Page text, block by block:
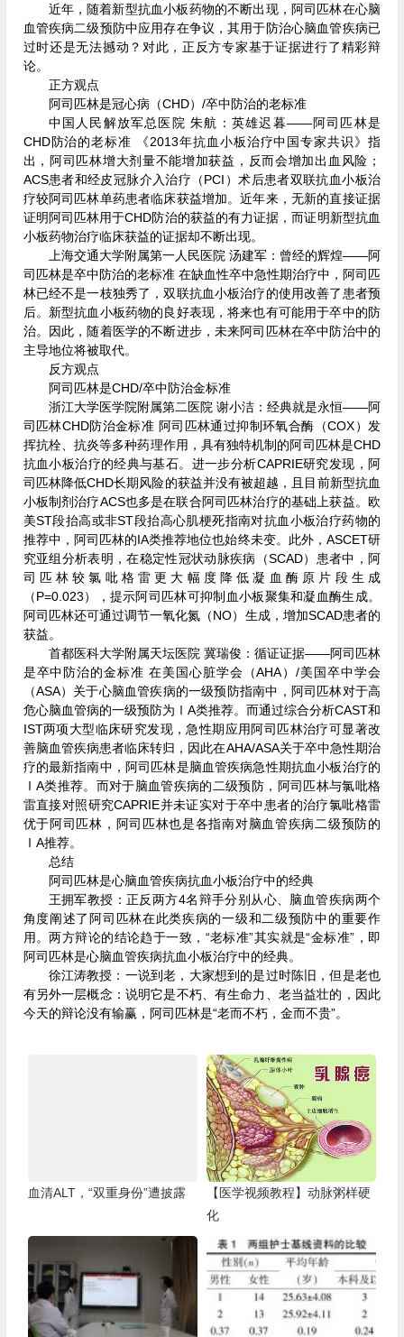
近年，随着新型抗血小板药物的不断出现，阿司匹林在心脑
血管疾病二级预防中应用存在争议，其用于防治心脑血管疾病已
过时还是无法撼动？对此，正反方专家基于证据进行了精彩辩
论。
正方观点
阿司匹林是冠心病（CHD）/卒中防治的老标准
中国人民解放军总医院 朱航：英雄迟暮——阿司匹林是
CHD防治的老标准 《2013年抗血小板治疗中国专家共识》指
出，阿司匹林增大剂量不能增加获益，反而会增加出血风险；
ACS患者和经皮冠脉介入治疗（PCI）术后患者双联抗血小板治
疗较阿司匹林单药患者临床获益增加。近年来，无新的直接证据
证明阿司匹林用于CHD防治的获益的有力证据，而证明新型抗血
小板药物治疗临床获益的证据却不断出现。
上海交通大学附属第一人民医院 汤建军：曾经的辉煌——阿
司匹林是卒中防治的老标准 在缺血性卒中急性期治疗中，阿司匹
林已经不是一枝独秀了，双联抗血小板治疗的使用改善了患者预
后。新型抗血小板药物的良好表现，将来也有可能用于卒中的防
治。因此，随着医学的不断进步，未来阿司匹林在卒中防治中的
主导地位将被取代。
反方观点
阿司匹林是CHD/卒中防治金标准
浙江大学医学院附属第二医院 谢小洁：经典就是永恒——阿
司匹林CHD防治金标准 阿司匹林通过抑制环氧合酶（COX）发
挥抗栓、抗炎等多种药理作用，具有独特机制的阿司匹林是CHD
抗血小板治疗的经典与基石。进一步分析CAPRIE研究发现，阿
司匹林降低CHD长期风险的获益并没有被超越，且目前新型抗血
小板制剂治疗ACS也多是在联合阿司匹林治疗的基础上获益。欧
美ST段抬高或非ST段抬高心肌梗死指南对抗血小板治疗药物的
推荐中，阿司匹林的IA类推荐地位也始终未变。此外，ASCET研
究亚组分析表明，在稳定性冠状动脉疾病（SCAD）患者中，阿
司匹林较氯吡格雷更大幅度降低凝血酶原片段生成
（P=0.023），提示阿司匹林可抑制血小板聚集和凝血酶生成。
阿司匹林还可通过调节一氧化氮（NO）生成，增加SCAD患者的
获益。
首都医科大学附属天坛医院 冀瑞俊：循证证据——阿司匹林
是卒中防治的金标准 在美国心脏学会（AHA）/美国卒中学会
（ASA）关于心脑血管疾病的一级预防指南中，阿司匹林对于高
危心脑血管病的一级预防为ⅠA类推荐。而通过综合分析CAST和
IST两项大型临床研究发现，急性期应用阿司匹林治疗可显著改
善脑血管疾病患者临床转归，因此在AHA/ASA关于卒中急性期治
疗的最新指南中，阿司匹林是脑血管疾病急性期抗血小板治疗的
ⅠA类推荐。而对于脑血管疾病的二级预防，阿司匹林与氯吡格
雷直接对照研究CAPRIE并未证实对于卒中患者的治疗氯吡格雷
优于阿司匹林，阿司匹林也是各指南对脑血管疾病二级预防的
ⅠA推荐。
总结
阿司匹林是心脑血管疾病抗血小板治疗中的经典
王拥军教授：正反两方4名辩手分别从心、脑血管疾病两个
角度阐述了阿司匹林在此类疾病的一级和二级预防中的重要作
用。两方辩论的结论趋于一致，“老标准”其实就是“金标准”，即
阿司匹林是心脑血管疾病抗血小板治疗中的经典。
徐江涛教授：一说到老，大家想到的是过时陈旧，但是老也
有另外一层概念：说明它是不朽、有生命力、老当益壮的，因此
今天的辩论没有输赢，阿司匹林是“老而不朽，金而不贵”。
血清ALT，“双重身份”遭披露
【医学视频教程】动脉粥样硬
化